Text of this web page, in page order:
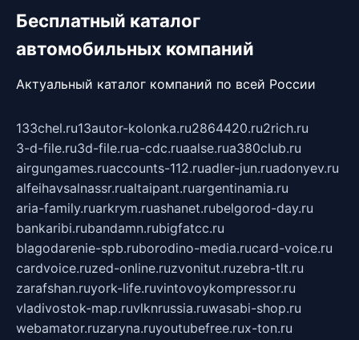
Бесплатный каталог
автомобильных компаний
Актуальный каталог компаний по всей России
133chel.ru13autor-kolonka.ru2864420.ru2rich.ru
3-d-file.ru3d-file.rua-cdc.ruaalse.rua380club.ru
airgungames.ruaccounts-112.ruadler-jun.ruadonyev.ru
alfeihavsalnassr.rualtaipant.ruargentinamia.ru
aria-family.ruarkrym.ruashanet.rubelgorod-day.ru
bankaribi.rubandamn.rubigfatcc.ru
blagodarenie-spb.ruborodino-media.rucard-voice.ru
cardvoice.ruzed-online.ruzvonitut.ruzebra-tlt.ru
zarafshan.ruyork-life.ruvintovoykompressor.ru
vladivostok-map.ruvlknrussia.ruwasabi-shop.ru
webamator.ruzaryna.ruyoutubefree.rux-ton.ru